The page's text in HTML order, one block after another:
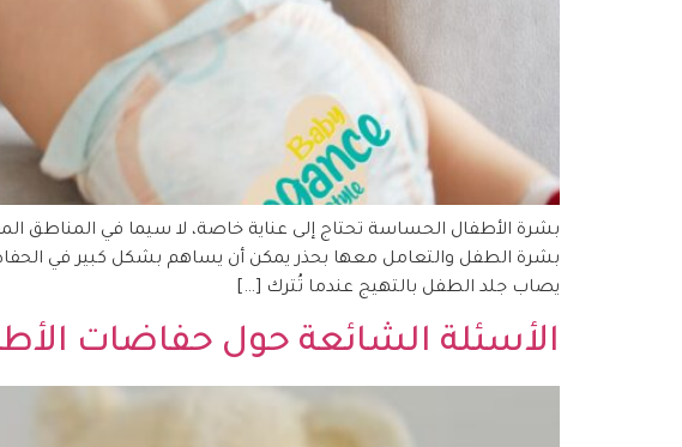
بشرة الأطفال الحساسة تحتاج إلى عناية خاصة، لا سيما في المناطق
بشرة الطفل والتعامل معها بحذر يمكن أن يساهم بشكل كبير في
يصاب جلد الطفل بالتهيج عندما تُترك […]
الأسئلة الشائعة حول حفاضات